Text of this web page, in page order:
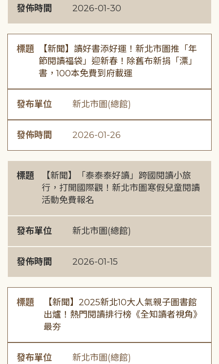
發佈時間 2026-01-30
標題
【新聞】讀好書添好運！新北市圖推「年
節閱讀福袋」迎新春！除舊布新捐「漂」
書，100本免費到府載運
發布單位 新北市圖(總館)
發佈時間 2026-01-26
標題
【新聞】「泰泰泰好讀」跨國閱讀小旅
行，打開國際觀！新北市圖寒假兒童閱讀
活動免費報名
發布單位 新北市圖(總館)
發佈時間 2026-01-15
標題
【新聞】2025新北10大人氣親子圖書館
出爐！熱門閱讀排行榜《全知讀者視角》
最夯
發布單位 新北市圖(總館)